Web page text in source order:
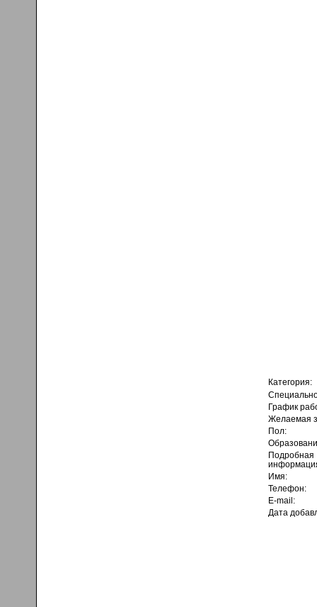
Категория:
График
Желаемая
Пол:
Подробная
Имя:
Телефон:
E-mail:
Дата